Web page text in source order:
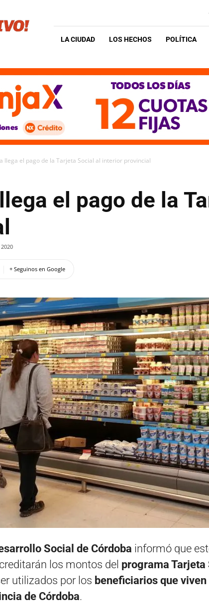
LA CIUDAD LOS HECHOS POLÍTICA
llega el pago de la Tarjeta Social al interior provincial
el pago de la
+ Seguinos en Google
Social de Córdoba informó que
los montos del programa Tarjeta
utilizados por los beneficiarios que viven
de Córdoba.